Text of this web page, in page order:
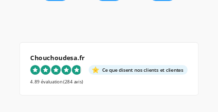
Chouchoudesa.fr
Ce que disent nos clients et clientes
4.89 évaluation(284 avis)